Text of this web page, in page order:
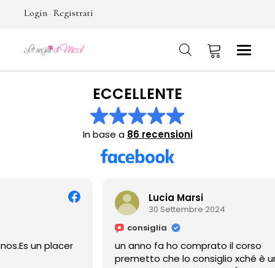
Login Registrati
No products in the cart.
ECCELLENTE
In base a 86 recensioni
Lucia Marsi
30 Settembre 2024
un anno fa ho comprato il corso
premetto che lo consiglio xché è un corso completo e